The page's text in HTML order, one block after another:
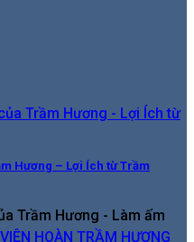
Hương – Lợi Ích từ Trầm
Trầm Hương - Làm ấm